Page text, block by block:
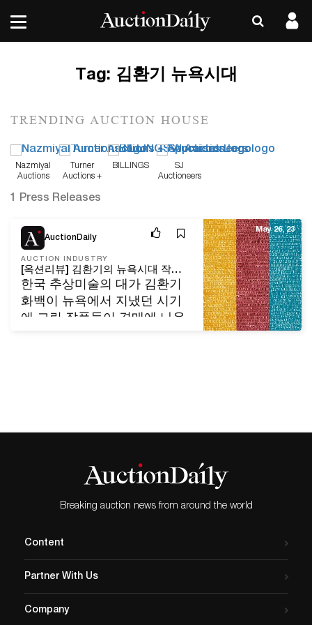
Tag: 김환기 뉴욕시대
TRENDING AUCTION HOUSE
Nazmiyal
Auctions
Turner
Auctions +
BILLINGS
SJ
Auctioneers
1 Press Releases
AuctionDaily
AUCTION INDUSTRY
[옥션리뷰] 김환기의 뉴욕시대 작품을 만날 수 있는 경매가 열린다
한국 추상미술의 대가 김환기
화백이 뉴욕에서 지냈던 시기
에 그린 작품들이 경매에 나온
바 있다. 김환기, 무제, oil on
케이옥션) 한국 미술품 경매사
케이옥션은 5월…
May 26, 23
Breaking auction news from around the world
Content
Partner With Us
Company